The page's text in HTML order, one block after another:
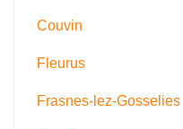
Couvin
Fleurus
Frasnes-lez-Gosselies